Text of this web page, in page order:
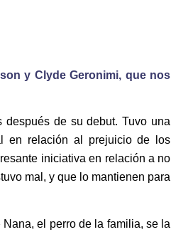
y Clyde Geronimi, que nos
de su debut. Tuvo una
en relación al prejuicio de los
iniciativa en relación a no
mal, y que lo mantienen para
el perro de la familia, se la